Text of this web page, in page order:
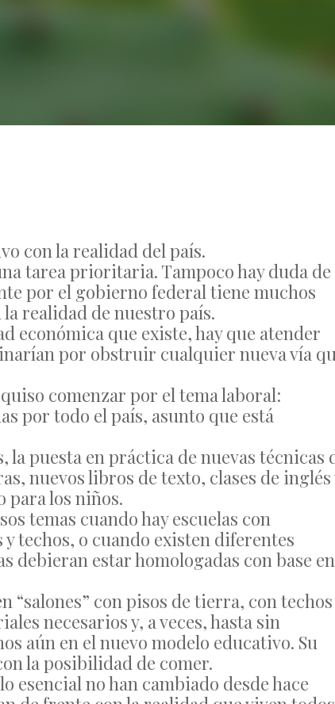
con la realidad del país.
tarea prioritaria. Tampoco hay duda de
por el gobierno federal tiene muchos
realidad de nuestro país.
económica que existe, hay que atender
por obstruir cualquier nueva vía
comenzar por el tema laboral:
por todo el país, asunto que está
puesta en práctica de nuevas técnicas
nuevos libros de texto, clases de inglés
para los niños.
temas cuando hay escuelas con
techos, o cuando existen diferentes
debieran estar homologadas con base en
“salones” con pisos de tierra, con techos
necesarios y, a veces, hasta sin
aún en el nuevo modelo educativo. Su
la posibilidad de comer.
esencial no han cambiado desde hace